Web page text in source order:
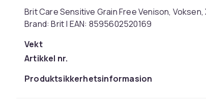
Brit Care Sensitive Grain Free Venison,
Brand: Brit | EAN: 8595602520169
Vekt
Artikkel nr.
Produktsikkerhetsinformasjon